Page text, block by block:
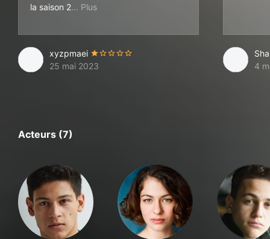
la saison 2
si elle sort un jour 🙏😗😎
xyzpmaei
25 mai 2023
4
Acteurs (7)